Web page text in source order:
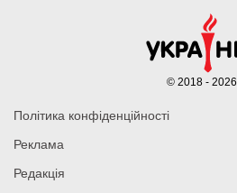
Політика конфіденційності
Реклама
Редакція
© 2018 - 2026